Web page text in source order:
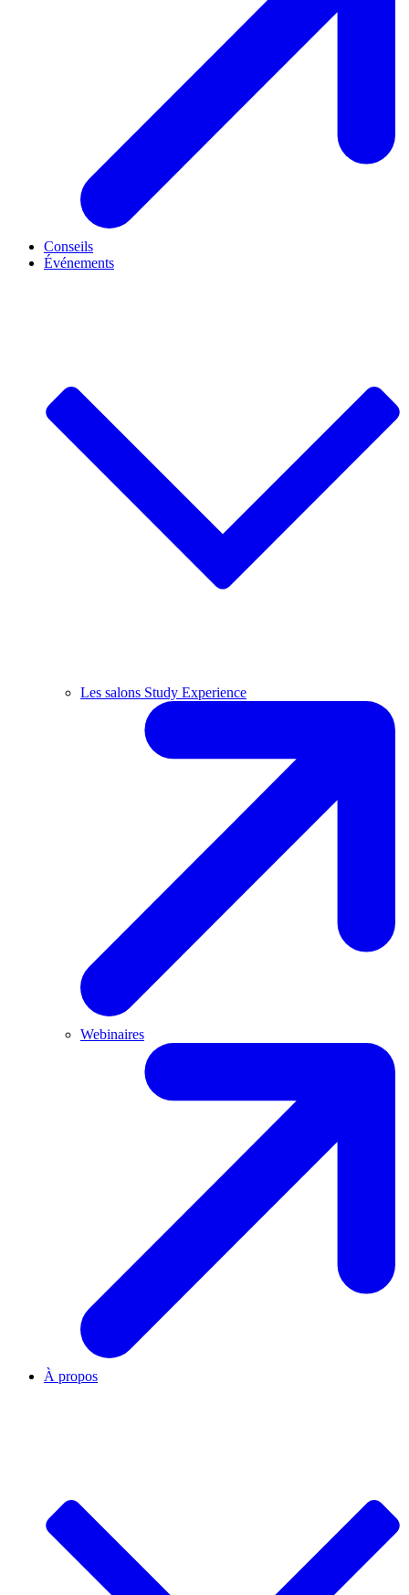
Conseils
Événements
Les salons Study Experience
Webinaires
À propos